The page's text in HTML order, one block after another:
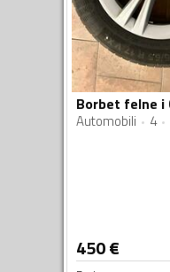
Automobili 4
450€